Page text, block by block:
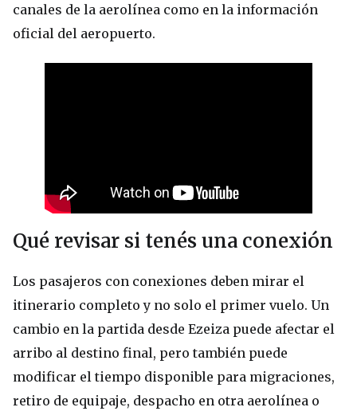
canales de la aerolínea como en la información
oficial del aeropuerto.
Qué revisar si tenés una conexión
Los pasajeros con conexiones deben mirar el
itinerario completo y no solo el primer vuelo. Un
cambio en la partida desde Ezeiza puede afectar el
arribo al destino final, pero también puede
modificar el tiempo disponible para migraciones,
retiro de equipaje, despacho en otra aerolínea o